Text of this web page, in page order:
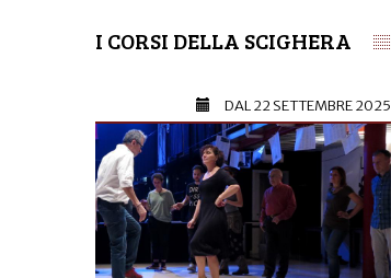
I CORSI DELLA SCIGHERA
DAL22 SETTEMBRE 2025